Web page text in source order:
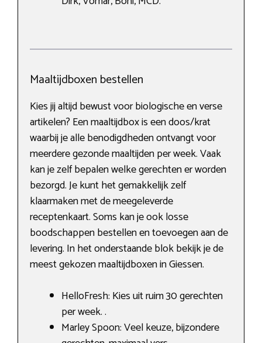
Maaltijdboxen bestellen
Kies jij altijd bewust voor biologische en verse
artikelen? Een maaltijdbox is een doos/krat
waarbij je alle benodigdheden ontvangt voor
meerdere gezonde maaltijden per week. Vaak
kan je zelf bepalen welke gerechten er worden
bezorgd. Je kunt het gemakkelijk zelf
klaarmaken met de meegeleverde
receptenkaart. Soms kan je ook losse
boodschappen bestellen en toevoegen aan de
levering. In het onderstaande blok bekijk je de
meest gekozen maaltijdboxen in Giessen.
HelloFresh: Kies uit ruim 30 gerechten
per week. .
Marley Spoon: Veel keuze, bijzondere